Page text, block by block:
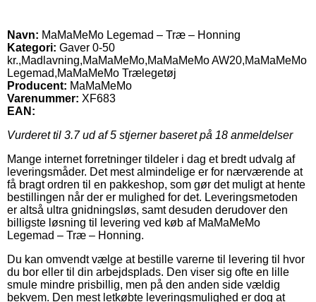
Navn: MaMaMeMo Legemad – Træ – Honning
Kategori: Gaver 0-50
kr.,Madlavning,MaMaMeMo,MaMaMeMo AW20,MaMaMeMo
Legemad,MaMaMeMo Trælegetøj
Producent: MaMaMeMo
Varenummer: XF683
EAN:
Vurderet til 3.7ud af 5 stjerner baseret på 18 anmeldelser
Mange internet forretninger tildeler i dag et bredt udvalg af
leveringsmåder. Det mest almindelige er for nærværende at
få bragt ordren til en pakkeshop, som gør det muligt at hente
bestillingen når der er mulighed for det. Leveringsmetoden
er altså ultra gnidningsløs, samt desuden derudover den
billigste løsning til levering ved køb af MaMaMeMo
Legemad – Træ – Honning.
Du kan omvendt vælge at bestille varerne til levering til hvor
du bor eller til din arbejdsplads. Den viser sig ofte en lille
smule mindre prisbillig, men på den anden side vældig
bekvem. Den mest letkøbte leveringsmulighed er dog at